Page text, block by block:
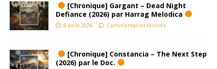
[Chronique] Gargant – Dead Night
Defiance (2026) par Harrag Melodica
8 août 2026 Commentaires fermés
[Chronique] Constancia – The Next Step
(2026) par le Doc.